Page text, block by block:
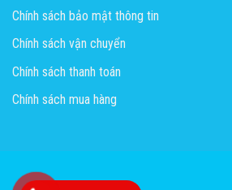
Chính sách bảo mật thông tin
Chính sách vận chuyển
Chính sách thanh toán
Chính sách mua hàng